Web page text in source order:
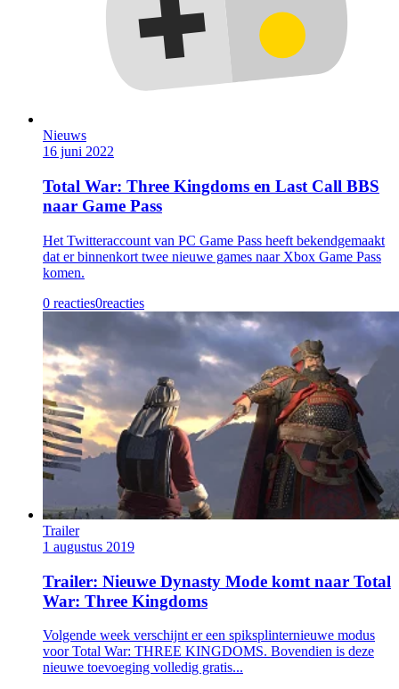
Nieuws
16 juni 2022
Total War: Three Kingdoms en Last Call BBS
naar Game Pass
Het Twitteraccount van PC Game Pass heeft bekendgemaakt
dat er binnenkort twee nieuwe games naar Xbox Game Pass
komen.
0 reacties0reacties
Trailer
1 augustus 2019
Trailer: Nieuwe Dynasty Mode komt naar Total
War: Three Kingdoms
Volgende week verschijnt er een spiksplinternieuwe modus
voor Total War: THREE KINGDOMS. Bovendien is deze
nieuwe toevoeging volledig gratis...